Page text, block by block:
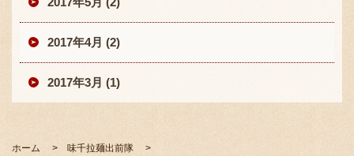
2017年4月 (2)
2017年3月 (1)
ホーム
味千拉麺出前隊